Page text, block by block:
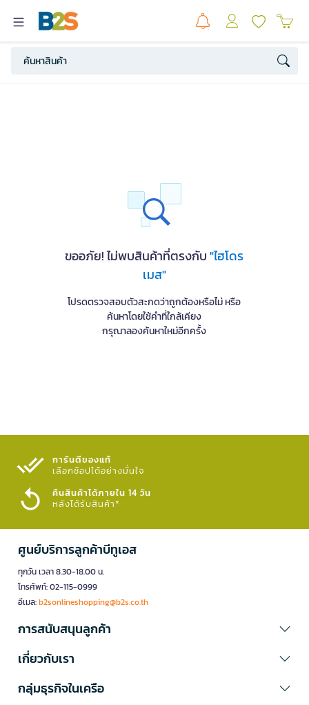
ขออภัย! ไม่พบสินค้าที่ตรงกับ"ไฮโดร
เมส"
โปรดตรวจสอบตัวสะกดว่าถูกต้องหรือไม่ หรือ
ค้นหาโดยใช้คำที่ใกล้เคียง
กรุณาลองค้นหาใหม่อีกครั้ง
การันตีของแท้
เลือกช้อปได้อย่างมั่นใจ​
คืนสินค้าได้ภายใน 14 วัน
หลังได้รับสินค้า*
ศูนย์บริการลูกค้าบีทูเอส
ทุกวัน เวลา 8.30-18.00 น.
โทรศัพท์: 02-115-0999
อีเมล:b2sonlineshopping@b2s.co.th
การสนับสนุนลูกค้า
เกี่ยวกับเรา
กลุ่มธุรกิจในเครือ